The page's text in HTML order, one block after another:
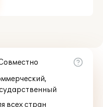
всех стран